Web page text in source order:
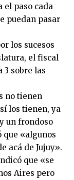
el paso cada
puedan pasar
los sucesos
el fiscal
3 sobre las
no tienen
los tienen, ya
un frondoso
que «algunos
acá de Jujuy».
que «se
Aires pero